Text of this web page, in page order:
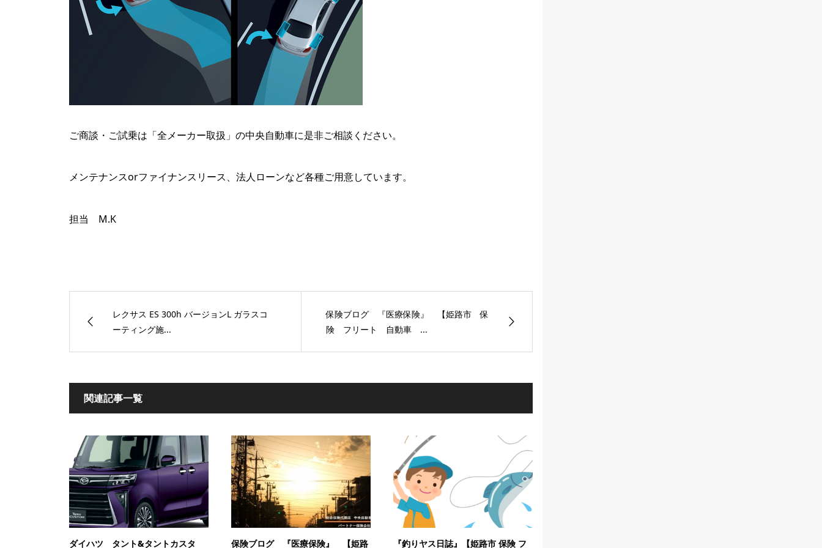
ご商談・ご試乗は「全メーカー取扱」の中央自動車に是非ご相談ください。
メンテナンスorファイナンスリース、法人ローンなど各種ご用意しています。
担当 M.K
レクサス ES 300h バージョンL ガラスコ
ーティング施...
保険ブログ 『医療保険』 【姫路市 保
険 フリート 自動車 ...
関連記事一覧
ダイハツ タント&タントカスタ 保険ブログ 『医療保険』 【姫路 『釣りヤス日誌』【姫路市 保険 フ